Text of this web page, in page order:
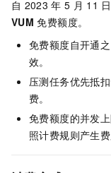
自 2023 年 5 月 11
VUM 免费额度。
免费额度自开通
效。
压测任务优先抵
费。
免费额度的并发
照计费规则产生费